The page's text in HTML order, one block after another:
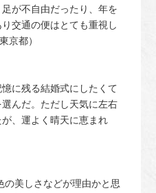
が不自由だったり、年を
交通の便はとても重視し
京都）
に残る結婚式にしたくて
んだ。ただし天気に左右
、運よく晴天に恵まれ
の美しさなどが理由かと思